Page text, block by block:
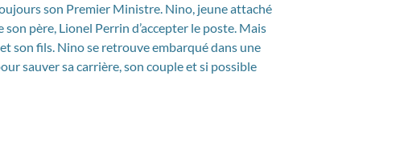
son Premier Ministre. Nino, jeune attaché
père, Lionel Perrin d’accepter le poste. Mais
son fils. Nino se retrouve embarqué dans une
sauver sa carrière, son couple et si possible